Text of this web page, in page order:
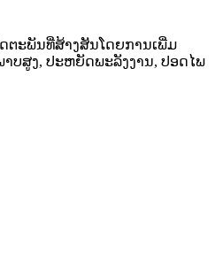
ດຕະພັນທີ່ສ້າງສັນໂດຍການເພີ່ມ
ບສູງ, ປະຫຍັດພະລັງງານ, ປອດໄພ